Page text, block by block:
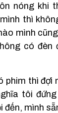
nóng khi
thì
mình
có đèn
phim thì đợi
tôi
đến, mình